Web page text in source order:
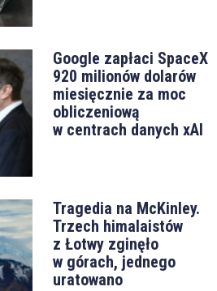
Google zapłaci SpaceX
920 milionów dolarów
miesięcznie za moc
obliczeniową
w centrach danych xAI
Tragedia na McKinley.
Trzech himalaistów
z Łotwy zginęło
w górach, jednego
uratowano